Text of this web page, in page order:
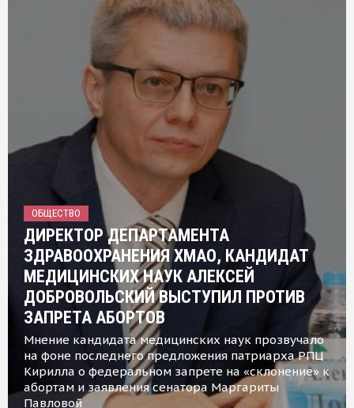
ОБЩЕСТВО
ДИРЕКТОР ДЕПАРТАМЕНТА
ЗДРАВООХРАНЕНИЯ ХМАО, КАНДИДАТ
МЕДИЦИНСКИХ НАУК АЛЕКСЕЙ
ДОБРОВОЛЬСКИЙ ВЫСТУПИЛ ПРОТИВ
ЗАПРЕТА АБОРТОВ
Мнение кандидата медицинских наук прозвучало
на фоне последнего предложения патриарха РПЦ
Кирилла о федеральном запрете на «склонение» к
абортам и заявления сенатора Маргариты
Павловой